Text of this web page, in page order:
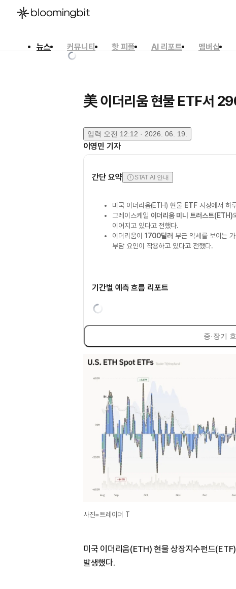
뉴스 커뮤니티 핫 피플 AI 리포트 멤버십
美 이더리움 현물 ETF서
입력 오전 12:12 · 2026. 06. 19.
이영민 기자
간단 요약 STAT AI 안내
미국 이더리움(ETH) 현물 ETF시장에서 하
그레이스케일 이더리움 미니 트러스트(ETH)
이어지고 있다고 전했다.
이더리움이 1700달러 부근 약세를 보이는
부담 요인이 작용하고 있다고 전했다.
기간별 예측 흐름 리포트
중·장기
사진=트레이더 T
미국 이더리움(ETH) 현물 상장지수펀드
발생했다.